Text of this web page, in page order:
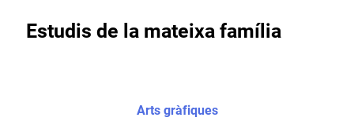
Estudis de la mateixa família
Arts gràfiques